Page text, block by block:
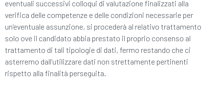
eventuali successivi colloqui di valutazione finalizzati alla
verifica delle competenze e delle condizioni necessarie per
un’eventuale assunzione, si procederà al relativo trattamento
solo ove il candidato abbia prestato il proprio consenso al
trattamento di tali tipologie di dati, fermo restando che ci
asterremo dall’utilizzare dati non strettamente pertinenti
rispetto alla finalità perseguita.